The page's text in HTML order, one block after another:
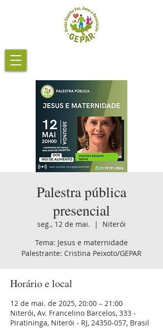
Palestra pública
presencial
seg., 12 de mai.
  |
Niterói
Tema: Jesus e maternidade
Palestrante: Cristina Peixoto/GEPAR
Horário e local
12 de mai. de 2025, 20:00 – 21:00
Niterói, Av. Francelino Barcelos, 333 -
Piratininga, Niterói - RJ, 24350-057, Brasil